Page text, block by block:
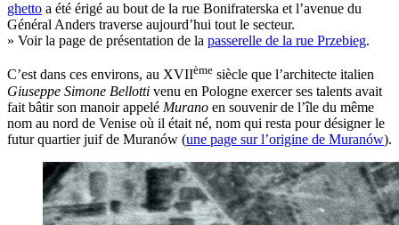
ghetto a été érigé au bout de la rue Bonifraterska et l’avenue du
Général Anders traverse aujourd’hui tout le secteur.
» Voir la page de présentation de la passerelle de la rue Przebieg.
C’est dans ces environs, au XVIIème siècle que l’architecte italien
Giuseppe Simone Bellotti venu en Pologne exercer ses talents avait
fait bâtir son manoir appelé Murano en souvenir de l’île du même
nom au nord de Venise où il était né, nom qui resta pour désigner le
futur quartier juif de Muranów (une page sur l’origine de Muranów).